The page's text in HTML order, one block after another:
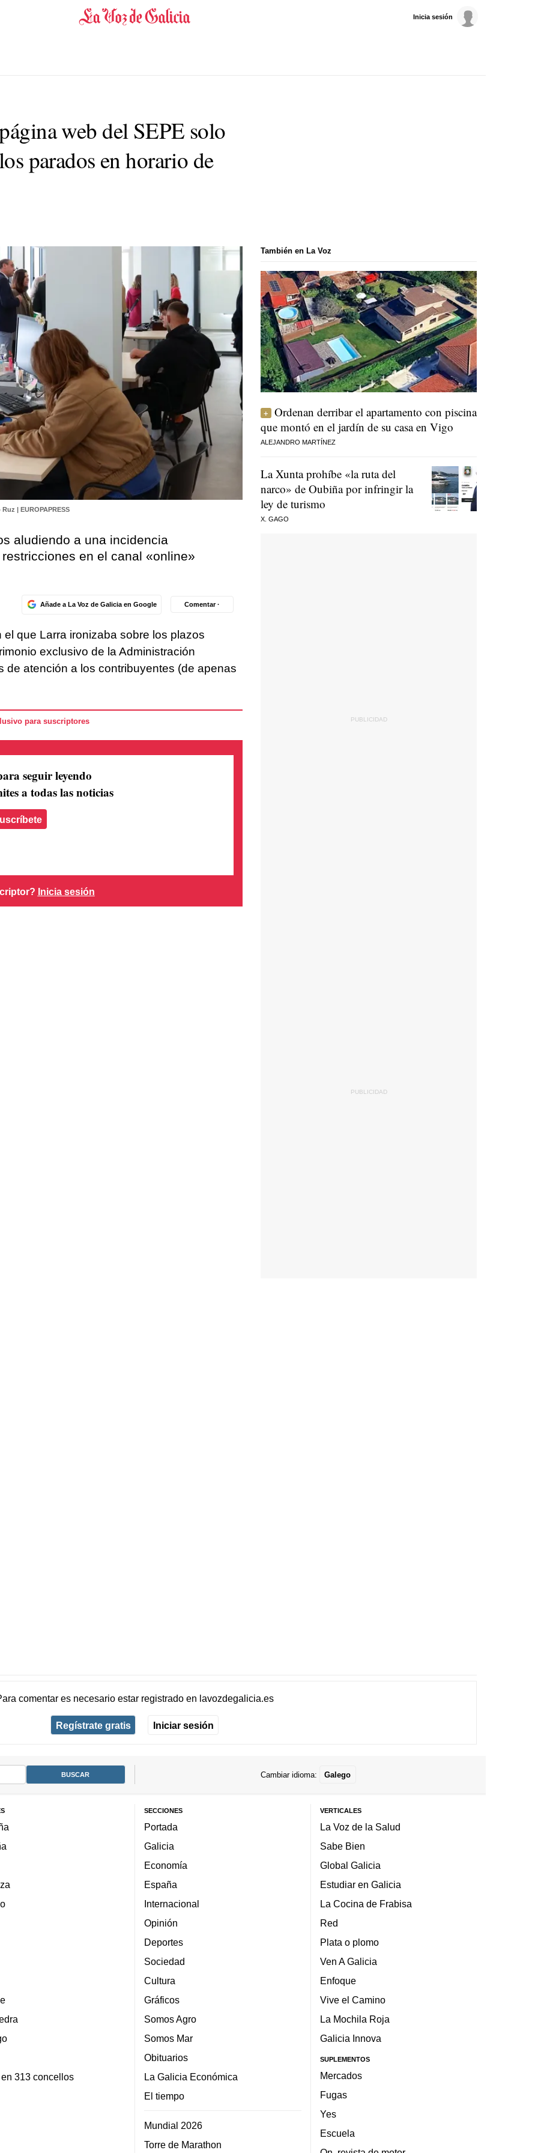
Inicia sesión
web del SEPE solo
parados en horario de
| EUROPAPRESS
aludiendo a una incidencia
en el canal «online»
Añade a La Voz de Galicia en Google Comentar ·
que Larra ironizaba sobre los plazos
exclusivo de la Administración
de atención a los contribuyentes (de apenas
para suscriptores
seguir leyendo
a todas las noticias
Inicia sesión
También en La Voz
Ordenan derribar el apartamento con piscina
que montó en el jardín de su casa en Vigo
ALEJANDRO MARTÍNEZ
La Xunta prohíbe «la ruta del
narco» de Oubiña por infringir la
ley de turismo
X. GAGO
comentar es necesario estar registradoen lavozdegalicia.es
Regístrate gratis Iniciar sesión
Cambiar idioma: Galego
313 concellos
SECCIONES
Portada
Galicia
Economía
España
Internacional
Opinión
Deportes
Sociedad
Cultura
Gráficos
Somos Agro
Somos Mar
Obituarios
La Galicia Económica
El tiempo
Mundial 2026
Torre de Marathon
VERTICALES
La Voz de la Salud
Sabe Bien
Global Galicia
Estudiar en Galicia
La Cocina de Frabisa
Red
Plata o plomo
Ven A Galicia
Enfoque
Vive el Camino
La Mochila Roja
Galicia Innova
SUPLEMENTOS
Mercados
Fugas
Yes
Escuela